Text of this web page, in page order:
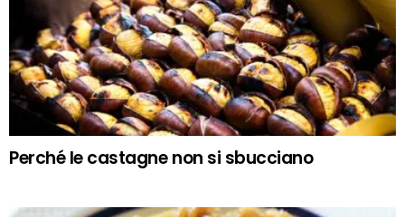
Perché le castagne non si sbucciano